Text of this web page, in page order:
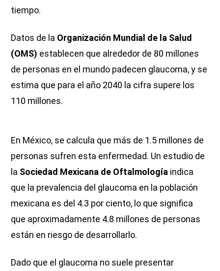
tiempo.
Datos de la Organización Mundial de la Salud
(OMS) establecen que alrededor de 80 millones
de personas en el mundo padecen glaucoma, y se
estima que para el año 2040 la cifra supere los
110 millones.
En México, se calcula que más de 1.5 millones de
personas sufren esta enfermedad. Un estudio de
la Sociedad Mexicana de Oftalmología indica
que la prevalencia del glaucoma en la población
mexicana es del 4.3 por ciento, lo que significa
que aproximadamente 4.8 millones de personas
están en riesgo de desarrollarlo.
Dado que el glaucoma no suele presentar